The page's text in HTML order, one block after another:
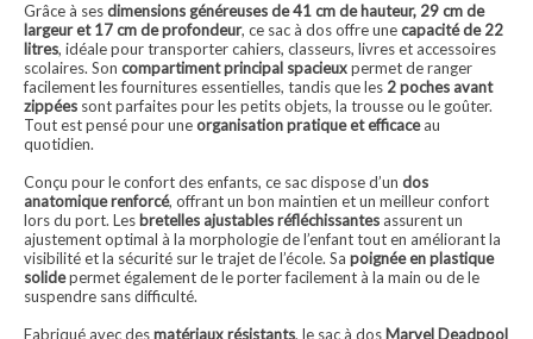
Grâce à sesdimensions généreuses de 41 cm de hauteur, 29 cm de
largeur et 17 cm de profondeur, ce sac à dos offre unecapacité de 22
litres, idéale pour transporter cahiers, classeurs, livres et accessoires
scolaires. Son compartiment principal spacieuxpermet de ranger
facilement les fournitures essentielles, tandis que les 2 poches avant
zippées sont parfaites pour les petits objets, la trousse ou le goûter.
Tout est pensé pour uneorganisation pratique et efficaceau
quotidien.
Conçu pour le confort des enfants, ce sac dispose d’un dos
anatomique renforcé, offrant un bon maintien et un meilleur confort
lors du port. Les bretelles ajustables réfléchissantes assurent un
ajustement optimal à la morphologie de l’enfant tout en améliorant la
visibilité et la sécurité sur le trajet de l’école. Sa poignée en plastique
solidepermet également de le porter facilement à la main ou de le
suspendre sans difficulté.
Fabriqué avec desmatériaux résistants, le sac à dos Marvel Deadpool